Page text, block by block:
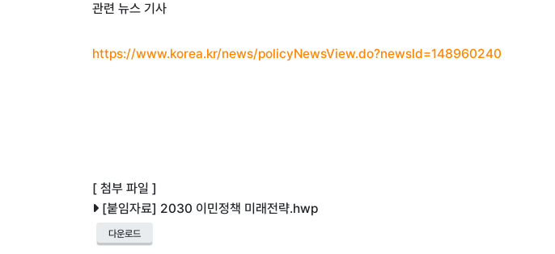
관련 뉴스 기사
https://www.korea.kr/news/policyNewsView.do?newsId=148960240
[ 첨부 파일 ]
[붙임자료] 2030 이민정책 미래전략.hwp
다운로드